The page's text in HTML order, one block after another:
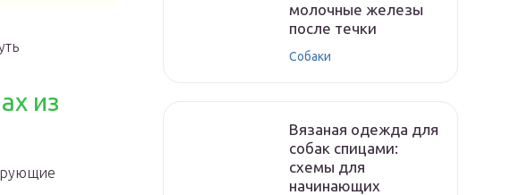
из
молочные железы
после течки
Собаки
Вязаная одежда для
собак спицами:
схемы для
начинающих